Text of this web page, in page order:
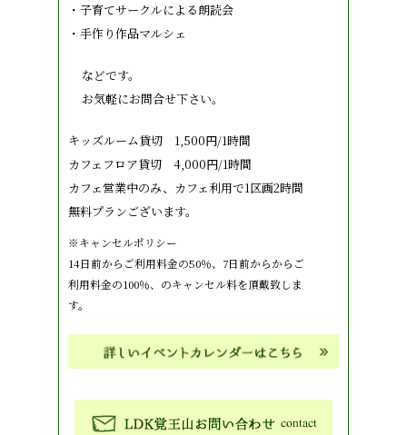
・子育てサークルによる朗読会
・手作り作品マルシェ
などです。
お気軽にお問合せ下さい。
キッズルーム貸切 1,500円/1時間
カフェフロア貸切 4,000円/1時間
カフェ営業中のみ、カフェ利用で1区画2時間
無料プランございます。
※キャンセルポリシー
14日前からご利用料金の50％、7日前からからご
利用料金の100％、のキャンセル料を頂戴致しま
す。